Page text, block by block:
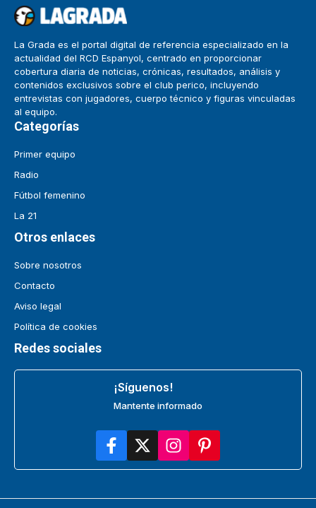
La Grada es el portal digital de referencia especializado en la
actualidad del RCD Espanyol, centrado en proporcionar
cobertura diaria de noticias, crónicas, resultados, análisis y
contenidos exclusivos sobre el club perico, incluyendo
entrevistas con jugadores, cuerpo técnico y figuras vinculadas
al equipo.
Categorías
Primer equipo
Radio
Fútbol femenino
La 21
Otros enlaces
Sobre nosotros
Contacto
Aviso legal
Política de cookies
Redes sociales
¡Síguenos!
Mantente informado